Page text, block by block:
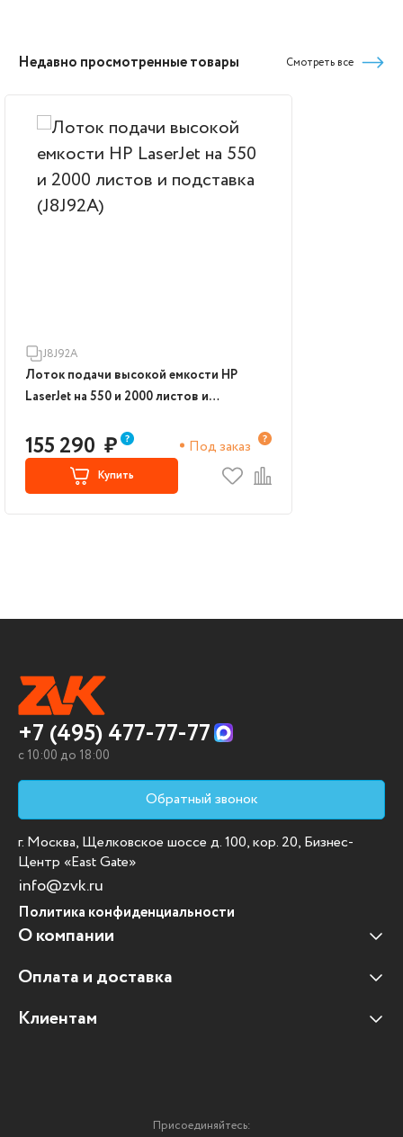
Недавно просмотренные товары Смотреть все
J8J92A
Лоток подачи высокой емкости HP
LaserJet на 550 и 2000 листов и
155 290 ₽ Под заказ
Купить
+7 (495) 477-77-77
c 10:00 до 18:00
Обратный звонок
г. Москва, Щелковское шоссе д. 100, кор. 20, Бизнес-
Центр «East Gate»
info@zvk.ru
Политика конфиденциальности
О компании
Наши клиенты
Отзывы клиентов
Оплата и доставка
Оплата и доставка
Клиентам
Присоединяйтесь: